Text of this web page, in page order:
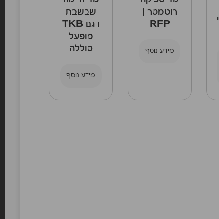
רוטמטר |
RFP
מידע נוסף
שבשבת
דגם TKB
מופעל
סוללה
מידע נוסף